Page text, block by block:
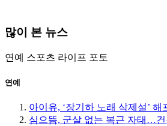
많이 본 뉴스
연예 스포츠 라이프 포토
연예
아이유, ‘장기하 노래 삭제설’
심으뜸, 군살 없는 복근 자태…